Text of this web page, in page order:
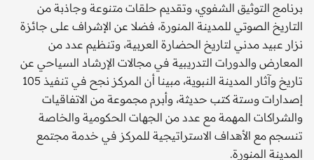
برنامج التوثيق الشفوي، وتقديم حلقات متنوعة وجاذبة من
التاريخ الصوتي للمدينة المنورة، فضلا عن الإشراف على جائزة
نزار عبيد مدني لتاريخ الحضارة العربية، وتنظيم عدد من
المعارض والدورات التدريبية في مجالات الإرشاد السياحي عن
تاريخ وآثار المدينة النبوية، مبينا أن المركز نجح في تنفيذ 105
إصدارات وستة كتب حديثة، وأبرم مجموعة من الاتفاقيات
والشراكات المهمة مع عدد من الجهات الحكومية والخاصة
تنسجم مع الأهداف الاستراتيجية للمركز في خدمة مجتمع
المدينة المنورة.